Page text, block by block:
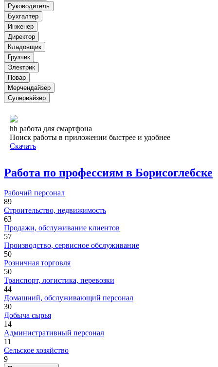
Руководитель
Бухгалтер
Инженер
Директор
Кладовщик
Грузчик
Электрик
Повар
Мерчендайзер
Супервайзер
hh работа для смартфона
Поиск работы в приложении быстрее и удобнее
Скачать
Работа по профессиям в Борисоглебске
Рабочий персонал
89
Строительство, недвижимость
63
Продажи, обслуживание клиентов
57
Производство, сервисное обслуживание
50
Розничная торговля
50
Транспорт, логистика, перевозки
44
Домашний, обслуживающий персонал
30
Добыча сырья
14
Административный персонал
11
Сельское хозяйство
9